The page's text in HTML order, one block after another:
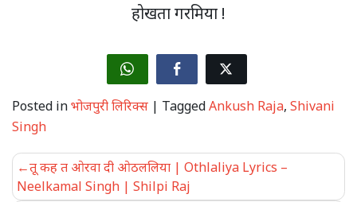
होखता गरमिया !
Posted inभोजपुरी लिरिक्स | TaggedAnkush Raja, Shivani
Singh
Post
navigation
तू कह त ओरवा दी ओठललिया | Othlaliya Lyrics –
Neelkamal Singh | Shilpi Raj